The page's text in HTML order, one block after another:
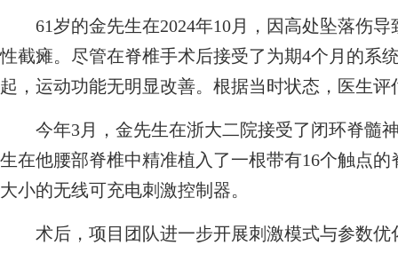
61岁的金先生在2024年10月，因高处坠落伤导
性截瘫。尽管在脊椎手术后接受了为期4个月的系
起，运动功能无明显改善。根据当时状态，医生
今年3月，金先生在浙大二院接受了闭环脊髓
生在他腰部脊椎中精准植入了一根带有16个触点
大小的无线可充电刺激控制器。
术后，项目团队进一步开展刺激模式与参数优